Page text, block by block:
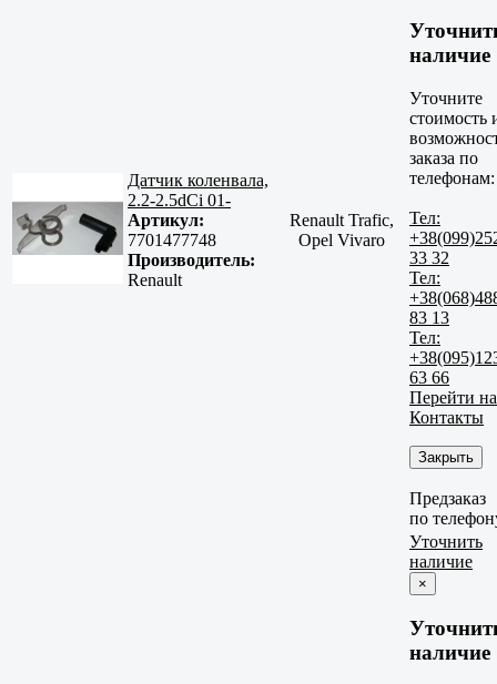
Датчик коленвала,
2.2-2.5dCi 01-
Артикул:
7701477748
Производитель:
Renault
Renault Trafic,
Opel Vivaro
наличие
Уточните
стоимость
заказа по
телефонам:
Тел:
33 32
Тел:
83 13
Тел:
63 66
Перейти на
Контакты
Закрыть
Предзаказ
по
Уточнить
наличие
×
наличие